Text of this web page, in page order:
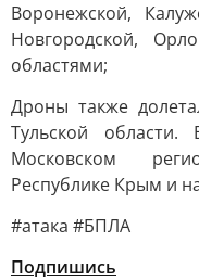
Воронежской,
Новгородской,
областями;
Дроны также
Тульской
Московском
Республике Крым и
#атака #БПЛА
Подпишись